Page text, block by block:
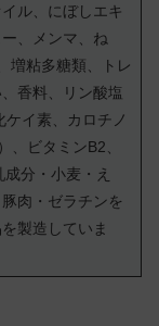
ル、にぼしエキ
、メンマ、ね
増粘多糖類、トレ
香料、リン酸塩
ケイ素、カロチノ
、ビタミンB2、
分・小麦・え
肉・ゼラチンを
製造していま